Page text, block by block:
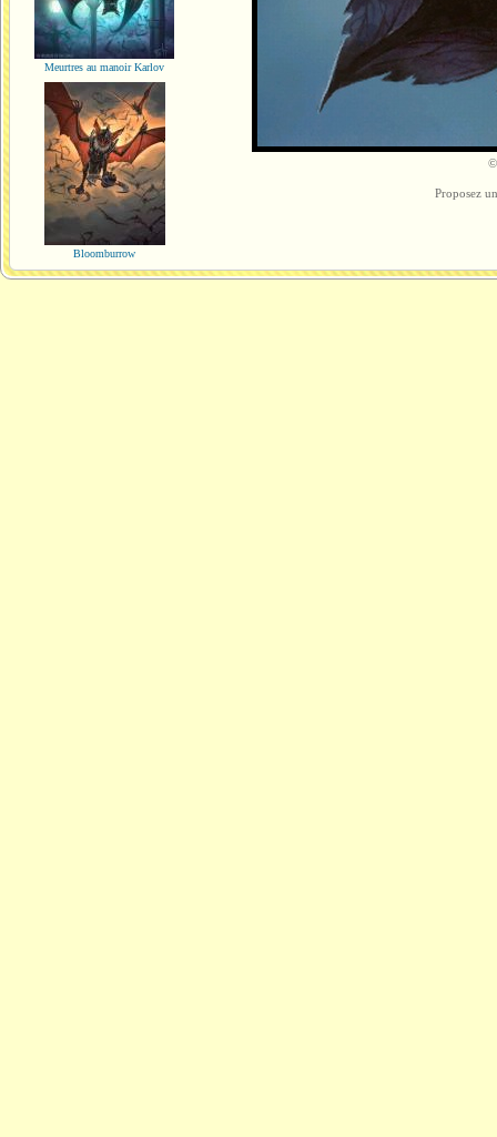
Meurtres au manoir Karlov
Bloomburrow
©
Proposez